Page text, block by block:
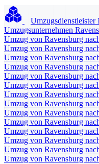
Umzugsdienstleister
Umzugsunternehmen
Umzug von Ravensburg
Umzug von Ravensburg
Umzug von Ravensburg
Umzug von Ravensburg
Umzug von Ravensburg
Umzug von Ravensburg
Umzug von Ravensburg
Umzug von Ravensburg
Umzug von Ravensburg
Umzug von Ravensburg
Umzug von Ravensburg
Umzug von Ravensburg
Umzug von Ravensburg
Umzug von Ravensburg